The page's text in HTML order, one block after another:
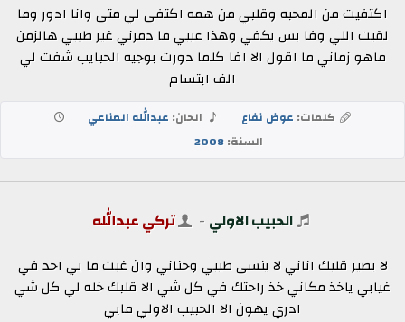
اكتفيت من المحبه وقلبي من همه اكتفى لي متى وانا ادور وما
لقيت اللي وفا بس يكفي وهذا عيبي ما دمرني غير طيبي هالزمن
ماهو زماني ما اقول الا افا كلما دورت بوجيه الحبايب شفت لي
الف ابتسام
كلمات: عوض نفاع الحان: عبدالله المناعي
السنة:2008
الحبيب الاولي - تركي عبدالله
لا يصير قلبك اناني لا ينسى طيبي وحناني وان غبت ما بي احد في
غيابي ياخذ مكاني خذ راحتك في كل شي الا قلبك خله لي كل شي
ادري يهون الا الحبيب الاولي مابي